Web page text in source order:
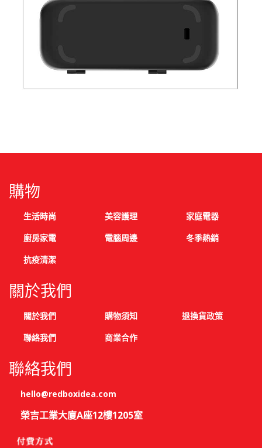
購物
生活時尚 美容護理
家庭電器
廚房家電
電腦周邊
冬季熱銷
抗疫清潔
關於我們
關於我們 購物須知
退換貨政策
聯絡我們
商業合作
聯絡我們
hello@redboxidea.com
榮吉工業大廈A座12樓1205室